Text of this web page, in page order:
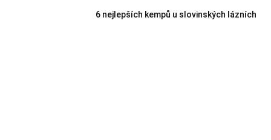
6 nejlepších kempů u slovinských lázních